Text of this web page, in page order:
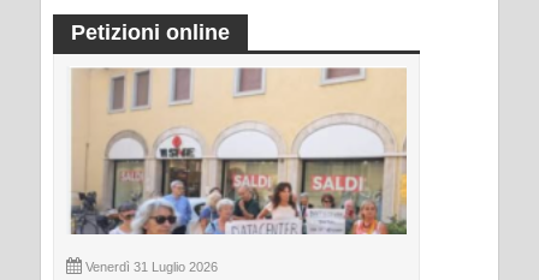
Petizioni online
Venerdì 31 Luglio 2026